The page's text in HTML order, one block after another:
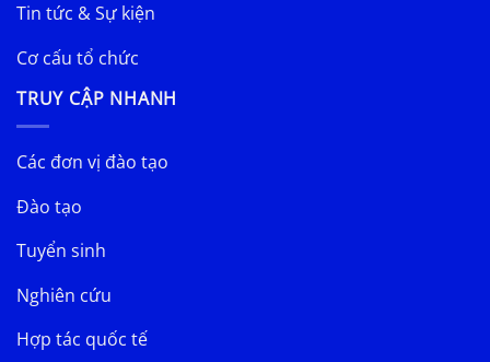
Tin tức & Sự kiện
Cơ cấu tổ chức
TRUY CẬP NHANH
Các đơn vị đào tạo
Đào tạo
Tuyển sinh
Nghiên cứu
Hợp tác quốc tế